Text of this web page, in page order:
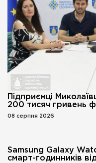
Підприємці
200 тисяч гривень
08 серпня 2026
Samsung Galaxy
смарт-годинників